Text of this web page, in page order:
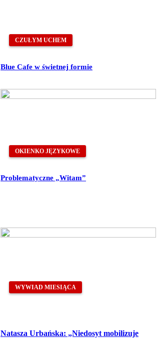
CZUŁYM UCHEM
Blue Cafe w świetnej formie
OKIENKO JĘZYKOWE
Problematyczne „Witam”
WYWIAD MIESIĄCA
Natasza Urbańska: „Niedosyt mobilizuje